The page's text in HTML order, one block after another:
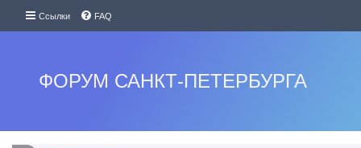
Ссылки FAQ
ФОРУМ САНКТ-ПЕТЕРБУРГА